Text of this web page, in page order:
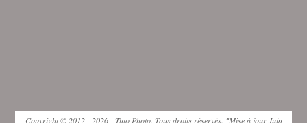
Copyright © 2012 - 2026 - Tuto Photo. Tous droits réservés. "Mise à jour Juin